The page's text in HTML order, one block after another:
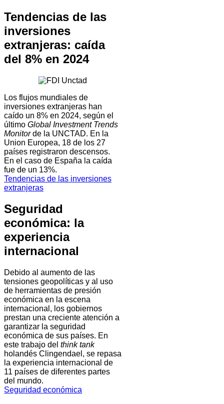
Tendencias de las
inversiones
extranjeras: caída
del 8% en 2024
Los flujos mundiales de
inversiones extranjeras han
caído un 8% en 2024, según el
último Global Investment Trends
Monitorde la UNCTAD. En la
Union Europea, 18 de los 27
países registraron descensos.
En el caso de España la caída
fue de un 13%.
Tendencias de las inversiones
extranjeras
Seguridad
económica: la
experiencia
internacional
Debido al aumento de las
tensiones geopolíticas y al uso
de herramientas de presión
económica en la escena
internacional, los gobiernos
prestan una creciente atención a
garantizar la seguridad
económica de sus países. En
este trabajo del think tank
holandés Clingendael, se repasa
la experiencia internacional de
11 países de diferentes partes
del mundo.
Seguridad económica